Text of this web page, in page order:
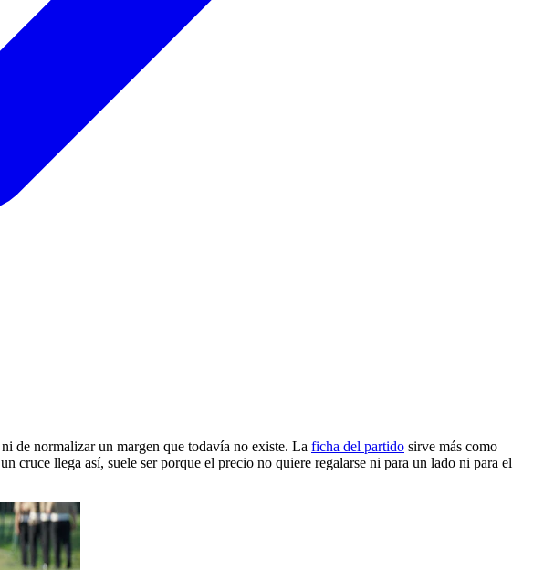
de normalizar un margen que todavía no existe. La ficha del partido sirve más como
cruce llega así, suele ser porque el precio no quiere regalarse ni para un lado ni para el